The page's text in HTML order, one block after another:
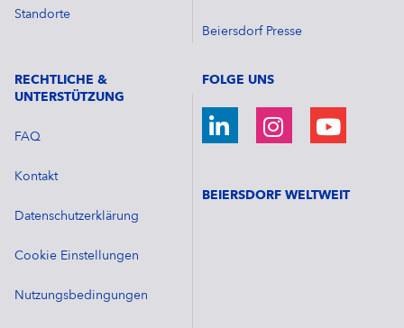
Standorte
Beiersdorf Presse
RECHTLICHE &
UNTERSTÜTZUNG
FAQ
Kontakt
Datenschutzerklärung
Cookie Einstellungen
Nutzungsbedingungen
FOLGE UNS
BEIERSDORF WELTWEIT